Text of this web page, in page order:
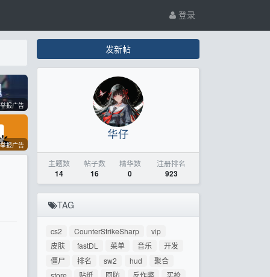
登录
举报广告
举报广告
发新帖
华仔
主题数
14
帖子数
16
精华数
0
注册排名
923
TAG
cs2 CounterStrikeSharp
vip
皮肤
fastDL 菜单 音乐
开发
僵尸
排名 sw2 hud
聚合
store
贴纸 回防 反作弊
买枪